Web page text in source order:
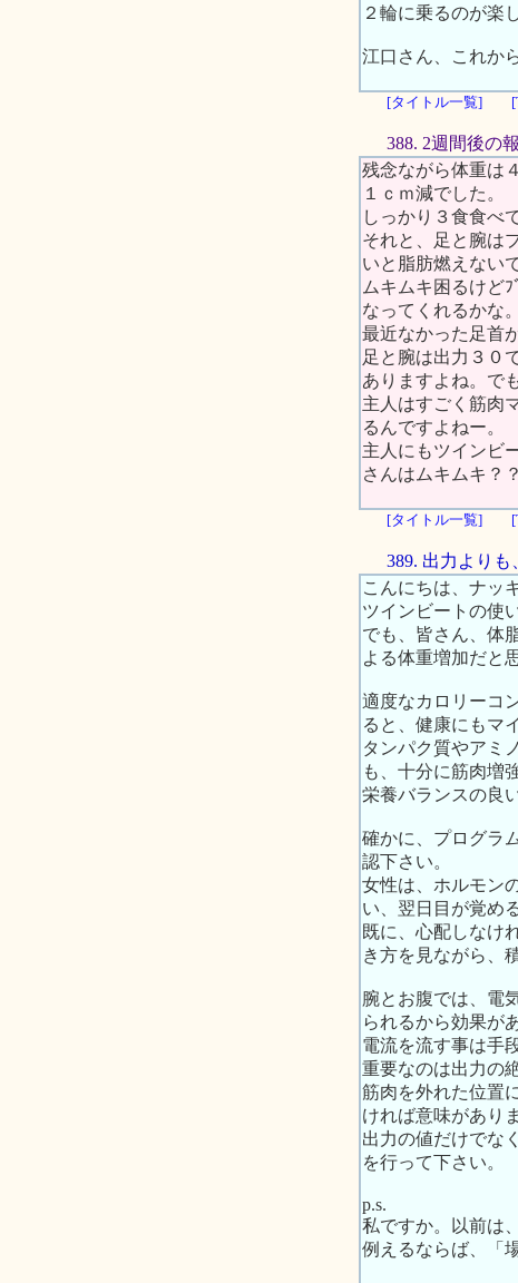
２輪に乗るのが楽
江口さん、これか
[タイトル一覧]
388. 2週間後の
残念ながら体重は
１ｃｍ減でした。
しっかり３食食べ
それと、足と腕は
いと脂肪燃えない
ムキムキ困るけど
なってくれるかな。
最近なかった足首
足と腕は出力３０
ありますよね。で
主人はすごく筋肉
るんですよねー。
主人にもツインビ
さんはムキムキ？？
[タイトル一覧]
389. 出力より
こんにちは、ナッ
ツインビートの使
でも、皆さん、体
よる体重増加だと
適度なカロリーコ
ると、健康にもマ
タンパク質やアミ
も、十分に筋肉増
栄養バランスの良
確かに、プログラ
認下さい。
女性は、ホルモン
い、翌日目が覚め
既に、心配しなけ
き方を見ながら、
腕とお腹では、電
られるから効果が
電流を流す事は手
重要なのは出力の
筋肉を外れた位置
ければ意味があり
出力の値だけでな
を行って下さい。
p.s.
私ですか。以前は
例えるならば、「